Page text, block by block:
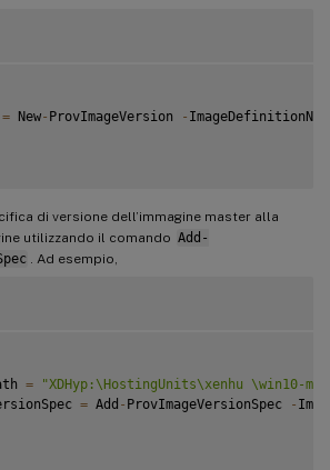
= New- ProvImageVersion -
di versione dell’immagine master alla
utilizzando il comando Add-
. Ad esempio,
=
"XDHyp:\HostingUnits\xenhu \win10-
= Add - ProvImageVersionSpec -